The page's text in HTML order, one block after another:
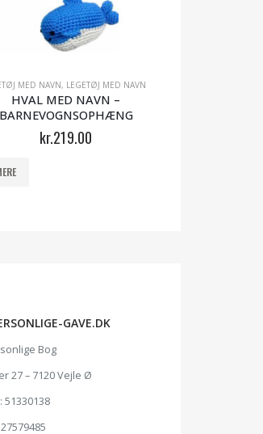
MED NAVN, LEGETØJ MED NAVN
HVAL MED NAVN –
BARNEVOGNSOPHÆNG
kr.219.00
GAVE.DK
Bog
27 – 7120 Vejle Ø
51330138